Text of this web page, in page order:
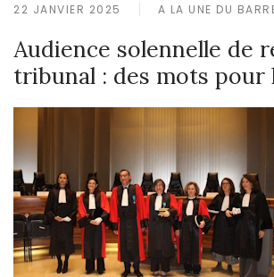
22 JANVIER 2025 A LA UNE DU
Audience solennelle de
tribunal : des mots pour